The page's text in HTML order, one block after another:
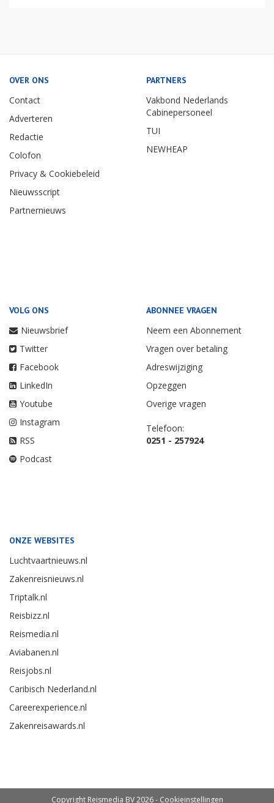
OVER ONS
Contact
Adverteren
Redactie
Colofon
Privacy & Cookiebeleid
Nieuwsscript
Partnernieuws
PARTNERS
Vakbond Nederlands
Cabinepersoneel
TUI
NEWHEAP
VOLG ONS
Nieuwsbrief
Twitter
Facebook
LinkedIn
Youtube
Instagram
RSS
Podcast
ABONNEE VRAGEN
Neem een Abonnement
Vragen over betaling
Adreswijziging
Opzeggen
Overige vragen
Telefoon:
0251 - 257924
ONZE WEBSITES
Luchtvaartnieuws.nl
Zakenreisnieuws.nl
Triptalk.nl
Reisbizz.nl
Reismedia.nl
Aviabanen.nl
Reisjobs.nl
Caribisch Nederland.nl
Careerexperience.nl
Zakenreisawards.nl
Copyright Reismedia BV 2026 - Cookieinstellingen